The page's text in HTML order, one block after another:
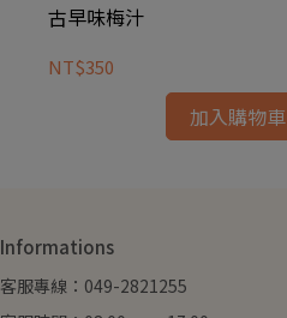
古早味梅汁
NT$350
加入購物車
Informations
客服專線：049-2821255